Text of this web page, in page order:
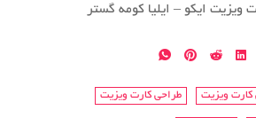
ویزیت ایکو – ایلیا کومه گستر
ویزیت طراحی کارت ویزیت